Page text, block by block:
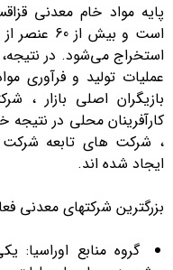
پایه مواد خام معدنی
عملیات تولید و فرآوری
بازیگران اصلی بازار ،
کارآفرینان محلی در
، شرکت های تابعه شرکت
ایجاد شده اند.
بزرگترین شرکتهای معدنی
گروه منابع